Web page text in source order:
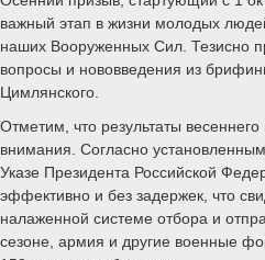
важный этап в жизни молодых
наших Вооруженных Сил. Тезисно
вопросы и нововведения из
Цимлянского.
Отметим, что результаты
внимания. Согласно
Указе Президента Российской
эффективно и без задержек, что
налаженной системе отбора и
сезоне, армия и другие военные